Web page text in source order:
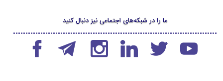
ما را در شبکه‌های اجتماعی نیز دنبال کنید